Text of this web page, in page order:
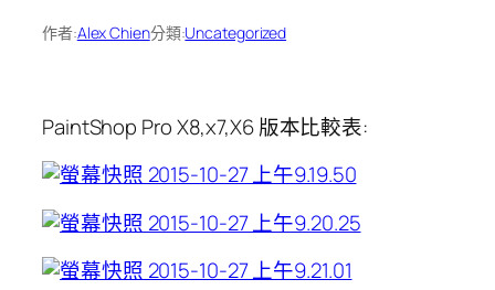
作者:Alex Chien分類:Uncategorized
PaintShop Pro X8,x7,X6 版本比較表: